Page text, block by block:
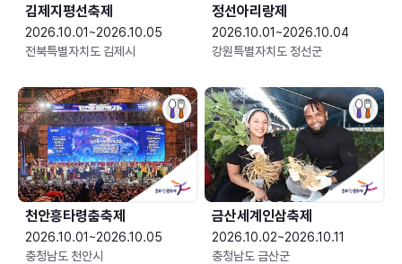
김제지평선축제
2026.10.01~2026.10.05
전북특별자치도 김제시
정선아리랑제
2026.10.01~2026.10.04
강원특별자치도 정선군
천안흥타령춤축제
2026.10.01~2026.10.05
충청남도 천안시
금산세계인삼축제
2026.10.02~2026.10.11
충청남도 금산군